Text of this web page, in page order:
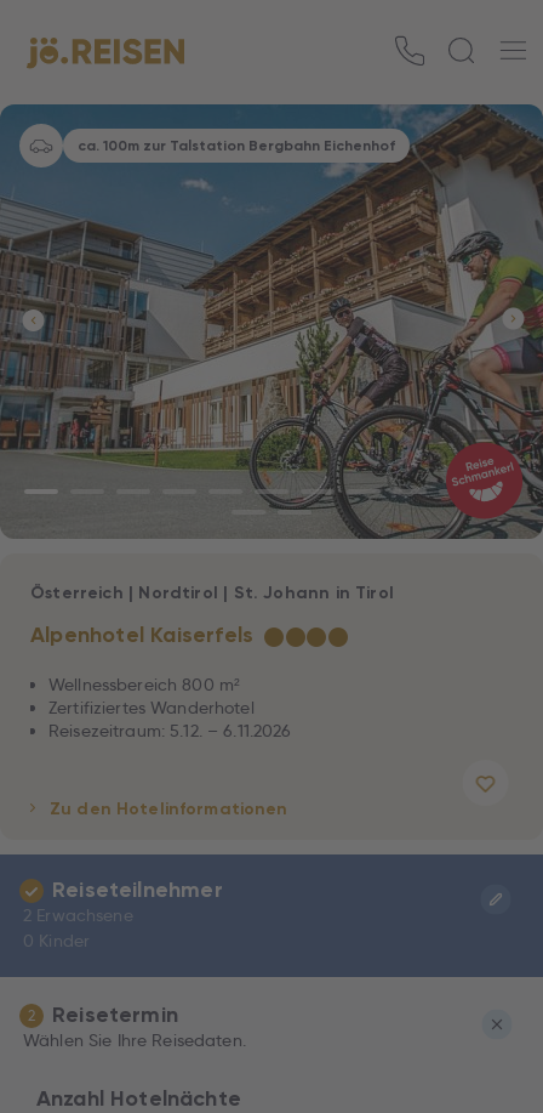
ca. 100m zur Talstation Bergbahn Eichenhof
Alpenhotel Kaiserfels ★★★★
Österreich | Nordtirol | St. Johann in Tirol
Wellnessbereich 800 m²
Zertifiziertes Wanderhotel
Reisezeitraum: 5.12. – 6.11.2026
Zu den Hotelinformationen
Reiseteilnehmer
2 Erwachsene
0 Kinder
2 Reisetermin
Wählen Sie Ihre Reisedaten.
Anzahl Hotelnächte